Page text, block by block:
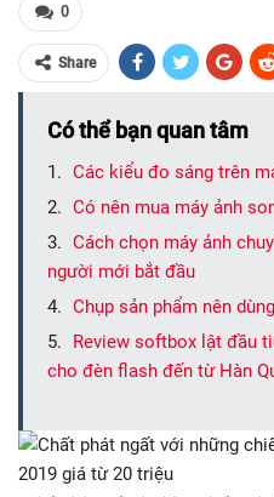
0
Share
Có thể bạn quan tâm
Các kiểu đo sáng trên
Có nên mua máy ảnh
Cách chọn máy ảnh
người mới bắt đầu
Chụp sản phẩm nên
Review softbox lật đầu
cho đèn flash đến từ Hàn